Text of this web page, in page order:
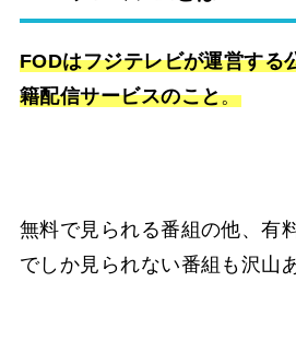
FODはフジテレビが運営する
籍配信サービスのこと。
無料で見られる番組の他、有
でしか見られない番組も沢山